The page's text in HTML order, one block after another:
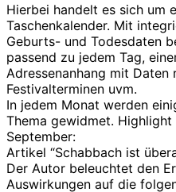
Hierbei handelt es sich um
Taschenkalender. Mit
Geburts- und Todesdaten
passend zu jedem Tag,
Adressenanhang mit Daten
Festivalterminen uvm.
In jedem Monat werden
Thema gewidmet.
September:
Artikel “Schabbach ist
Der Autor beleuchtet den
Auswirkungen auf die